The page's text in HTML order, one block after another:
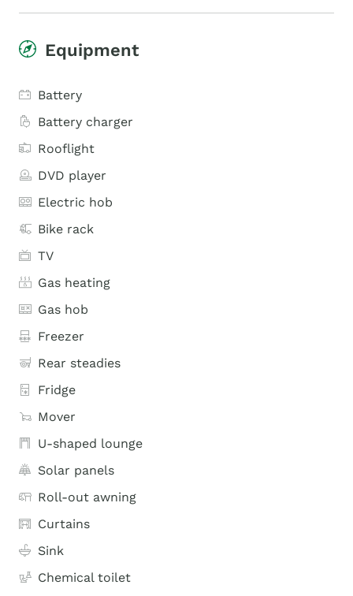
Equipment
Battery
Battery charger
Rooflight
DVD player
Electric hob
Bike rack
TV
Gas heating
Gas hob
Freezer
Rear steadies
Fridge
Mover
U-shaped lounge
Solar panels
Roll-out awning
Curtains
Sink
Chemical toilet